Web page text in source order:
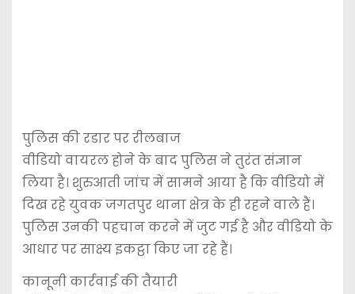
पुलिस की रडार पर रीलबाज
वीडियो वायरल होने के बाद पुलिस ने तुरंत संज्ञान
लिया है। शुरुआती जांच में सामने आया है कि वीडियो में
दिख रहे युवक जगतपुर थाना क्षेत्र के ही रहने वाले हैं।
पुलिस उनकी पहचान करने में जुट गई है और वीडियो के
आधार पर साक्ष्य इकट्ठा किए जा रहे हैं।
कानूनी कार्रवाई की तैयारी